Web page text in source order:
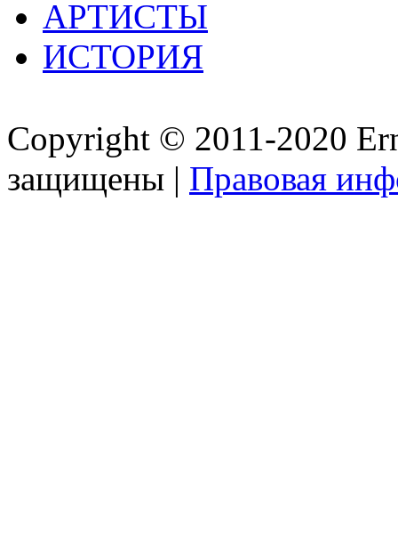
АРТИСТЫ
ИСТОРИЯ
Copyright © 2011-2020
защищены | Правовая